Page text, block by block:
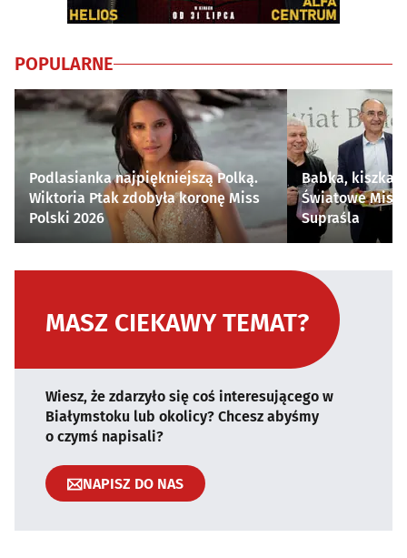
POPULARNE
Podlasianka najpiękniejszą Polką.
Wiktoria Ptak zdobyła koronę Miss
Polski 2026
Babka, kiszka i
Światowe
Supraśla
MASZ CIEKAWY TEMAT?
Wiesz, że zdarzyło się coś interesującego w
Białymstoku lub okolicy? Chcesz abyśmy
o czymś napisali?
NAPISZ DO NAS